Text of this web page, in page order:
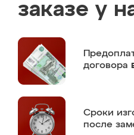
заказе у
договора
Сроки
после